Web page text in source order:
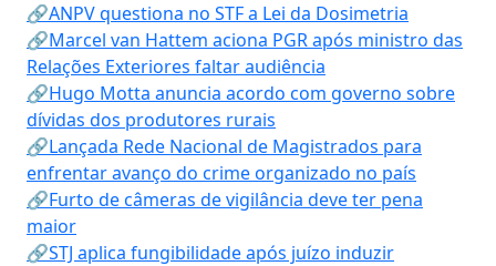
🔗ANPV questiona no STF a Lei da Dosimetria
🔗Marcel van Hattem aciona PGR após ministro das
Relações Exteriores faltar audiência
🔗Hugo Motta anuncia acordo com governo sobre
dívidas dos produtores rurais
🔗Lançada Rede Nacional de Magistrados para
enfrentar avanço do crime organizado no país
🔗Furto de câmeras de vigilância deve ter pena
maior
🔗STJ aplica fungibilidade após juízo induzir